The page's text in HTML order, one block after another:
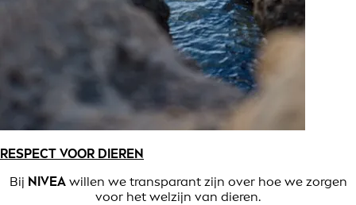
RESPECT VOOR DIEREN
Bij NIVEAwillen we transparant zijn over hoe we zorgen
voor het welzijn van dieren.